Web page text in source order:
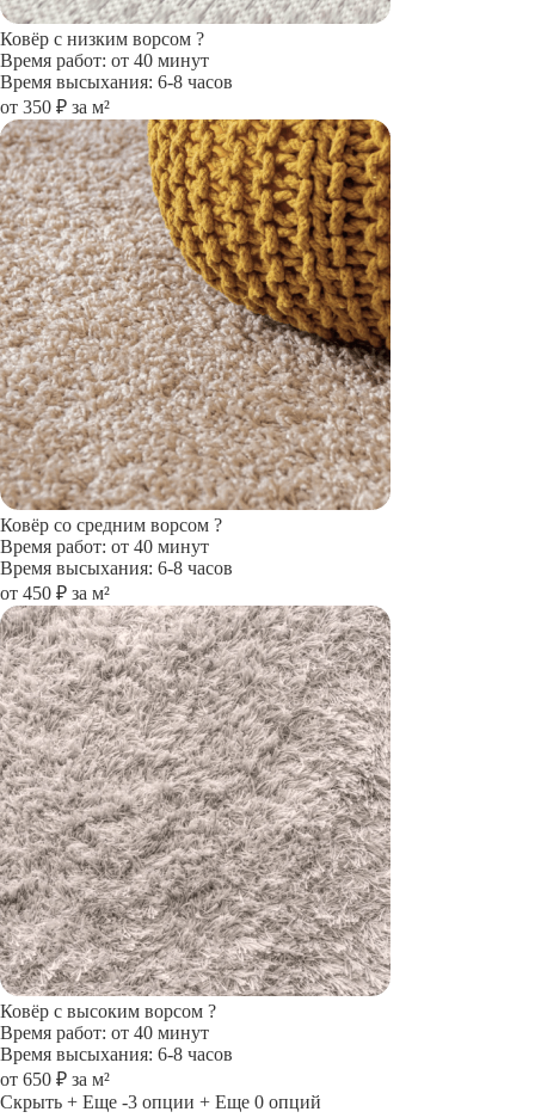
Ковёр с низким ворсом ?
Время работ: от 40 минут
Время высыхания: 6-8 часов
от 350 ₽ за м²
Ковёр со средним ворсом ?
Время работ: от 40 минут
Время высыхания: 6-8 часов
от 450 ₽ за м²
Ковёр с высоким ворсом ?
Время работ: от 40 минут
Время высыхания: 6-8 часов
от 650 ₽ за м²
Скрыть + Еще -3 опции + Еще 0 опций